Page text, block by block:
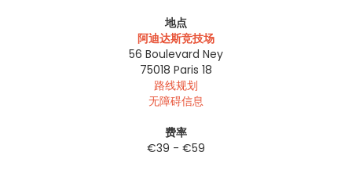
地点
阿迪达斯竞技场
56 Boulevard Ney
75018 Paris 18
路线规划
无障碍信息
费率
€39 - €59